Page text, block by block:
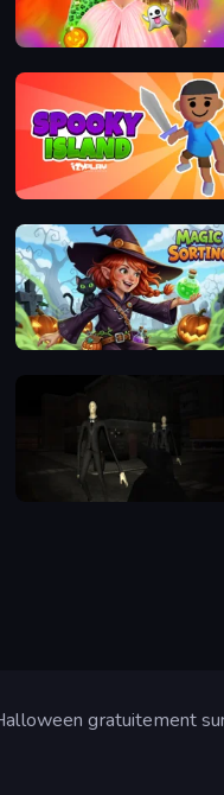
Iconic Halloween Costumes
Spooky Island
Magic Sorting
gratuitement